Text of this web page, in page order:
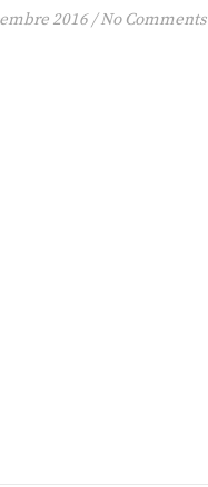
2016/No Comments